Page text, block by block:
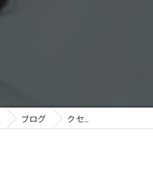
ブログ クセ…